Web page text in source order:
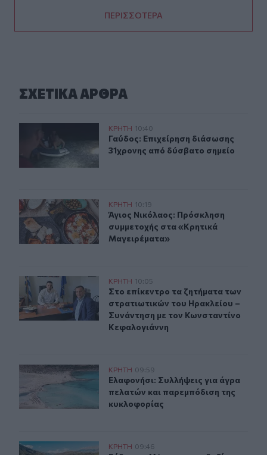
ΠΕΡΙΣΣΟΤΕΡΑ
ΣΧΕΤΙΚA AΡΘΡΑ
Γαύδος: Επιχείρηση διάσωσης 31χρονης από δύσβατο
ΚΡΗΤΗ 10:40
Γαύδος: Επιχείρηση διάσωσης
Γαύδος: Επιχείρηση διάσωσης
31χρονης από δύσβατο σημείο
Άγιος Νικόλαος: Πρόσκληση συμμετοχής στα
ΚΡΗΤΗ 10:19
Άγιος Νικόλαος: Πρόσκληση
Άγιος Νικόλαος: Πρόσκληση
συμμετοχής στα «Κρητικά
Μαγειρέματα»
Στο επίκεντρο τα ζητήματα των στρατιωτικών του
ΚΡΗΤΗ 10:05
Στο επίκεντρο τα ζητήματα των
Στο επίκεντρο τα ζητήματα των
στρατιωτικών του Ηρακλείου –
Συνάντηση με τον Κωνσταντίνο
Κεφαλογιάννη
Ελαφονήσι: Συλλήψεις για άγρα πελατών και
ΚΡΗΤΗ 09:59
Ελαφονήσι: Συλλήψεις για άγρα
Ελαφονήσι: Συλλήψεις για άγρα
πελατών και παρεμπόδιση της
κυκλοφορίας
Ρέθυμνο: Μήνυμα αισιοδοξίας από τον τουρισμό μετά
ΚΡΗΤΗ 09:46